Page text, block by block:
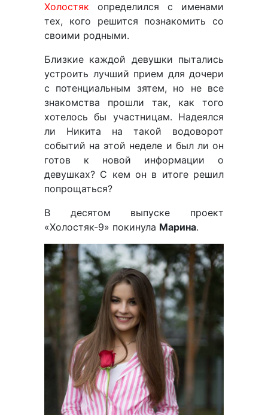
Холостяк определился с именами
тех, кого решится познакомить со
своими родными.
Близкие каждой девушки пытались
устроить лучший прием для дочери
с потенциальным зятем, но не все
знакомства прошли так, как того
хотелось бы участницам. Надеялся
ли Никита на такой водоворот
событий на этой неделе и был ли он
готов к новой информации о
девушках? С кем он в итоге решил
попрощаться?
В десятом выпуске проект
«Холостяк-9» покинула Марина.